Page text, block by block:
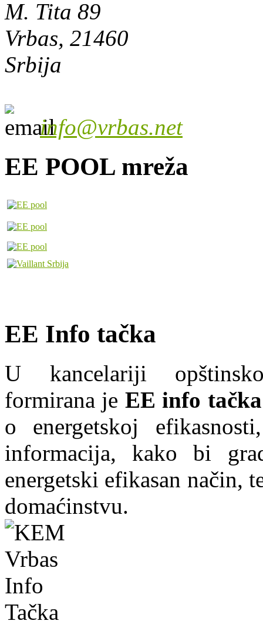
M. Tita 89
Vrbas, 21460
Srbija
info@vrbas.net
EE POOL mreža
EE Info tačka
U kancelariji
formirana je EE info tačka
o energetskoj
informacija, kako bi
energetski efikasan način,
domaćinstvu.